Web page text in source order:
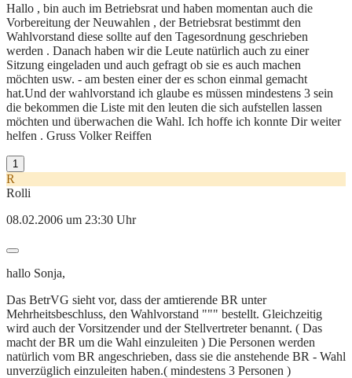
Hallo , bin auch im Betriebsrat und haben momentan auch die
Vorbereitung der Neuwahlen , der Betriebsrat bestimmt den
Wahlvorstand diese sollte auf den Tagesordnung geschrieben
werden . Danach haben wir die Leute natürlich auch zu einer
Sitzung eingeladen und auch gefragt ob sie es auch machen
möchten usw. - am besten einer der es schon einmal gemacht
hat.Und der wahlvorstand ich glaube es müssen mindestens 3 sein
die bekommen die Liste mit den leuten die sich aufstellen lassen
möchten und überwachen die Wahl. Ich hoffe ich konnte Dir weiter
helfen . Gruss Volker Reiffen
1
R
Rolli
08.02.2006 um 23:30 Uhr
hallo Sonja,
Das BetrVG sieht vor, dass der amtierende BR unter
Mehrheitsbeschluss, den Wahlvorstand """ bestellt. Gleichzeitig
wird auch der Vorsitzender und der Stellvertreter benannt. ( Das
macht der BR um die Wahl einzuleiten ) Die Personen werden
natürlich vom BR angeschrieben, dass sie die anstehende BR - Wahl
unverzüglich einzuleiten haben.( mindestens 3 Personen )